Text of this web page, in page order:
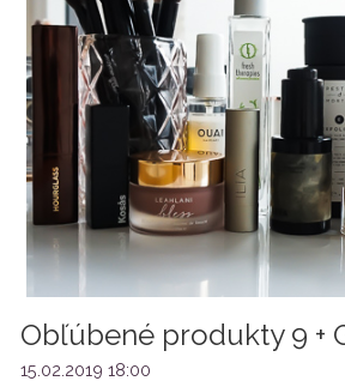
Obľúbené produkty 9 +
15.02.2019 18:00